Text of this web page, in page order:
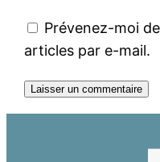
Prévenez-moi
articles par e-mail.